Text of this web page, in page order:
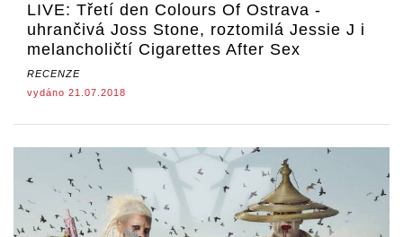
LIVE: Třetí den Colours Of Ostrava -
uhrančivá Joss Stone, roztomilá Jessie J i
melancholičtí Cigarettes After Sex
RECENZE
vydáno 21.07.2018